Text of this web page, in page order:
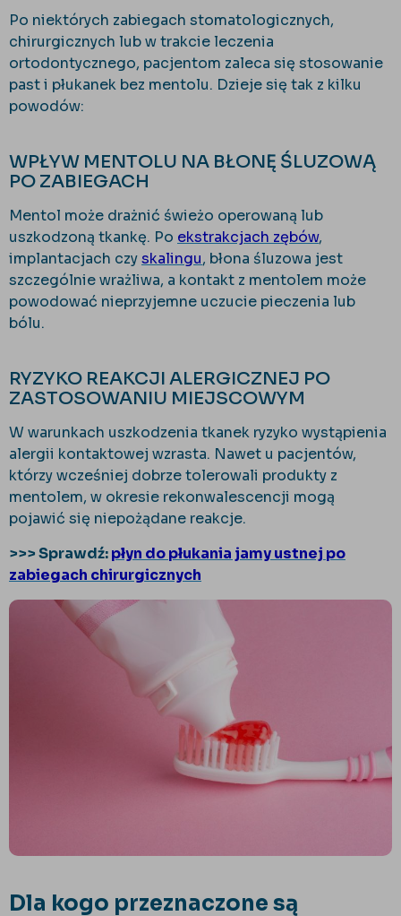
Po niektórych zabiegach stomatologicznych,
chirurgicznych lub w trakcie leczenia
ortodontycznego, pacjentom zaleca się stosowanie
past i płukanek bez mentolu. Dzieje się tak z kilku
powodów:
WPŁYW MENTOLU NA BŁONĘ ŚLUZOWĄ
PO ZABIEGACH
Mentol może drażnić świeżo operowaną lub
uszkodzoną tkankę. Po ekstrakcjach zębów,
implantacjach czyskalingu, błona śluzowa jest
szczególnie wrażliwa, a kontakt z mentolem może
powodować nieprzyjemne uczucie pieczenia lub
bólu.
RYZYKO REAKCJI ALERGICZNEJ PO
ZASTOSOWANIU MIEJSCOWYM
W warunkach uszkodzenia tkanek ryzyko wystąpienia
alergii kontaktowej wzrasta. Nawet u pacjentów,
którzy wcześniej dobrze tolerowali produkty z
mentolem, w okresie rekonwalescencji mogą
pojawić się niepożądane reakcje.
>>> Sprawdź:płyn do płukania jamy ustnej po
zabiegach chirurgicznych
Dla kogo przeznaczone są